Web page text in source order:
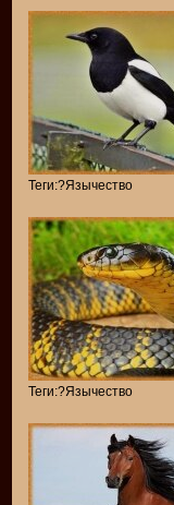
Теги:?Язычество
Теги:?Язычество